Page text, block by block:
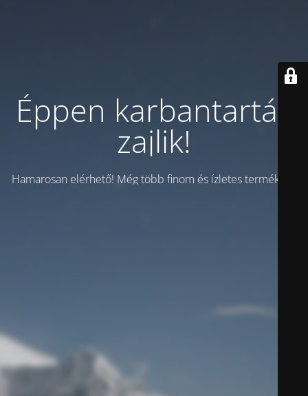
Éppen karbantartás
zajlik!
Hamarosan elérhető! Még több finom és ízletes termékkel!